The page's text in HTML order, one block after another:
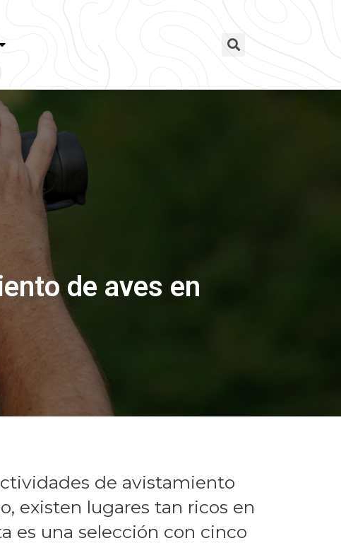
de aves en
de avistamiento
existen lugares tan ricos en
es una selección con cinco